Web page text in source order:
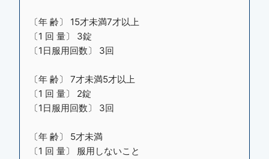
〔年 齢〕 15才未満7才以上
〔1 回 量〕 3錠
〔1日服用回数〕 3回
〔年 齢〕 7才未満5才以上
〔1 回 量〕 2錠
〔1日服用回数〕 3回
〔年 齢〕 5才未満
〔1 回 量〕 服用しないこと